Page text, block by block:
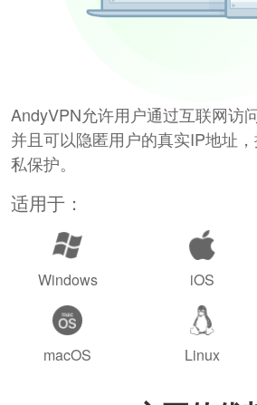
AndyVPN允许用户通过互联网访
并且可以隐匿用户的真实IP地址
私保护。
适用于：
Windows iOS
macOS Linux